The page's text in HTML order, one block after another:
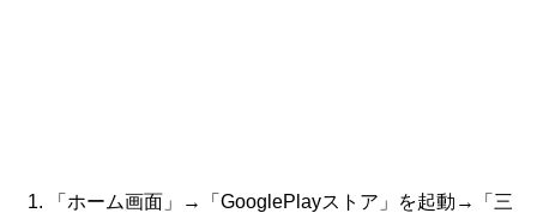
「ホーム画面」→「GooglePlayストア」を起動→「三